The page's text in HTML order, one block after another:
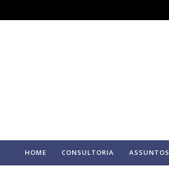
HOME CONSULTORIA ASSUNTOS